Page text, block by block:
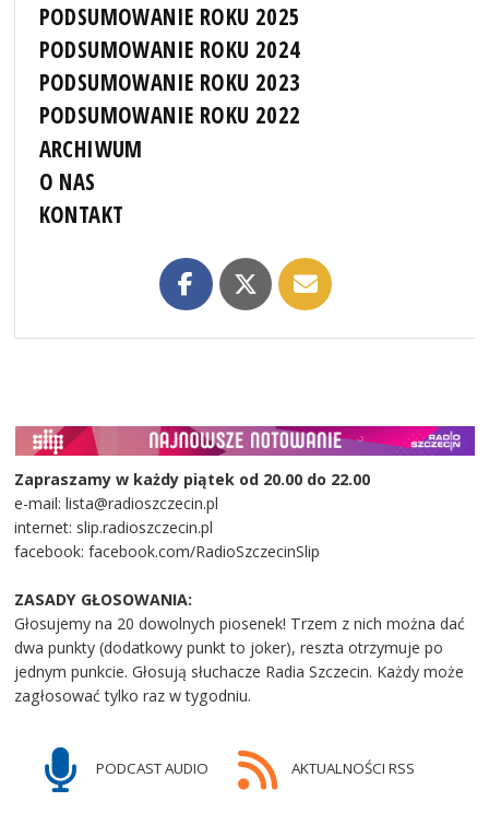
PODSUMOWANIE ROKU 2025
PODSUMOWANIE ROKU 2024
PODSUMOWANIE ROKU 2023
PODSUMOWANIE ROKU 2022
ARCHIWUM
O NAS
KONTAKT
Zapraszamy w każdy piątek od 20.00 do 22.00
e-mail: lista@radioszczecin.pl
internet: slip.radioszczecin.pl
facebook: facebook.com/RadioSzczecinSlip
ZASADY GŁOSOWANIA:
Głosujemy na 20 dowolnych piosenek! Trzem z nich można dać
dwa punkty (dodatkowy punkt to joker), reszta otrzymuje po
jednym punkcie. Głosują słuchacze Radia Szczecin. Każdy może
zagłosować tylko raz w tygodniu.
PODCAST AUDIO AKTUALNOŚCI RSS